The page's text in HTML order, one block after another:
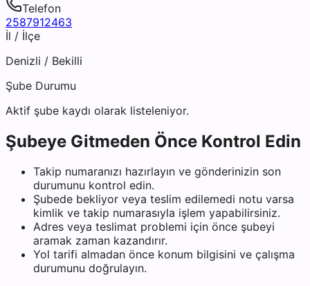
Telefon
2587912463
İl / İlçe
Denizli / Bekilli
Şube Durumu
Aktif şube kaydı olarak listeleniyor.
Şubeye Gitmeden Önce Kontrol Edin
Takip numaranızı hazırlayın ve gönderinizin son
durumunu kontrol edin.
Şubede bekliyor veya teslim edilemedi notu varsa
kimlik ve takip numarasıyla işlem yapabilirsiniz.
Adres veya teslimat problemi için önce şubeyi
aramak zaman kazandırır.
Yol tarifi almadan önce konum bilgisini ve çalışma
durumunu doğrulayın.